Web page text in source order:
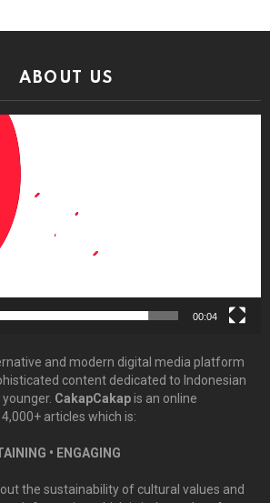
ABOUT US
00:04
and modern digital media platform
content dedicated to Indonesian
CakapCakapis an online
articles which is:
• ENGAGING
the sustainability of cultural values and